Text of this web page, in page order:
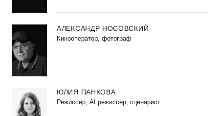
АЛЕКСАНДР НОСОВСКИЙ
Кинооператор, фотограф
ЮЛИЯ ПАНКОВА
Режиссер, AI режиссёр, сценарист